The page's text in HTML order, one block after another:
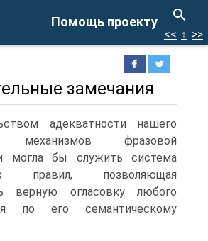
Помощь проекту
<< ↑ >>
замечания
адекватности нашего
механизмов фразовой
могла бы служить система
правил, позволяющая
верную огласовку любого
по его семантическому